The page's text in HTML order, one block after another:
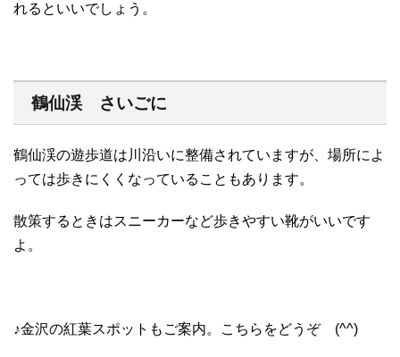
れるといいでしょう。
鶴仙渓 さいごに
鶴仙渓の遊歩道は川沿いに整備されていますが、場所によ
っては歩きにくくなっていることもあります。
散策するときはスニーカーなど歩きやすい靴がいいです
よ。
♪金沢の紅葉スポットもご案内。こちらをどうぞ (^^)